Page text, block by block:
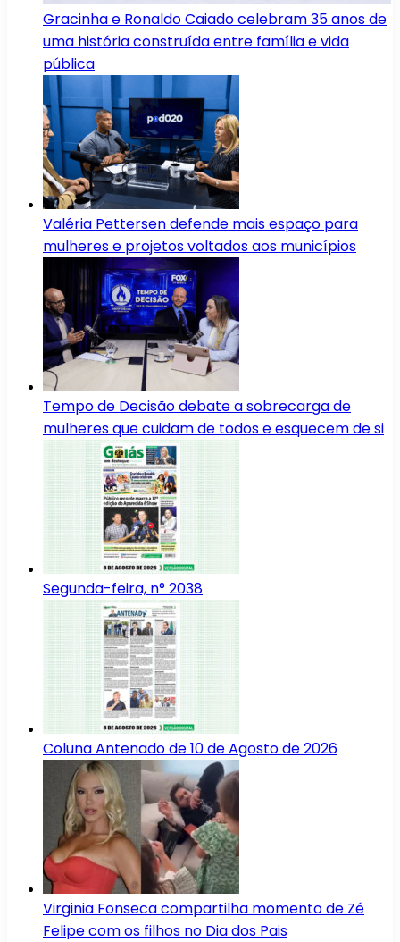
Gracinha e Ronaldo Caiado celebram 35 anos de
uma história construída entre família e vida
pública
Valéria Pettersen defende mais espaço para
mulheres e projetos voltados aos municípios
Tempo de Decisão debate a sobrecarga de
mulheres que cuidam de todos e esquecem de si
Segunda-feira, n° 2038
Coluna Antenado de 10 de Agosto de 2026
Virginia Fonseca compartilha momento de Zé
Felipe com os filhos no Dia dos Pais